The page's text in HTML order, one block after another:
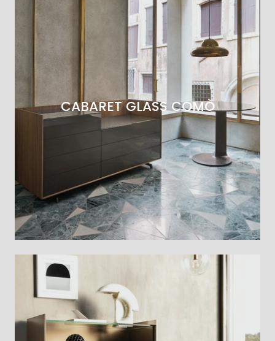
CABARET GLASS COMÒ